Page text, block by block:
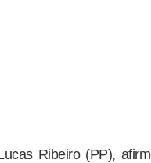
Ribeiro (PP),